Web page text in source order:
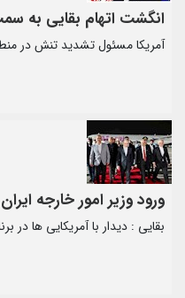
انگشت اتهام بقایی به
آمریکا مسئول تشدید تنش در
ورود وزیر امور خارجه
بقایی : دیدار با آمریکایی ها در